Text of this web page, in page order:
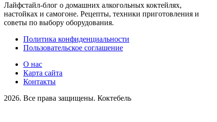
Лайфстайл-блог о домашних алкогольных коктейлях,
настойках и самогоне. Рецепты, техники приготовления и
советы по выбору оборудования.
Политика конфиденциальности
Пользовательское соглашение
О нас
Карта сайта
Контакты
2026. Все права защищены. Коктебель